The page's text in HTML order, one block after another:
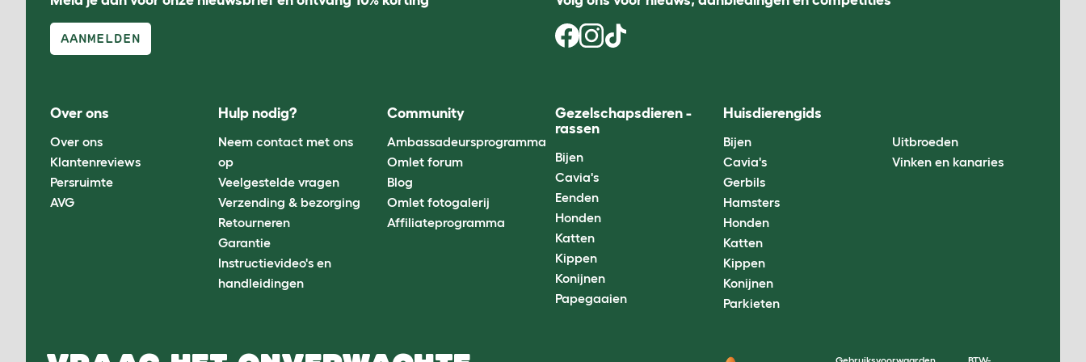
AANMELDEN
Over ons
Over ons
Klantenreviews
Persruimte
AVG
Hulp nodig?
Neem contact met ons
op
Veelgestelde vragen
Verzending & bezorging
Retourneren
Garantie
Instructievideo's en
handleidingen
Community
Ambassadeursprogramma
Omlet forum
Blog
Omlet fotogalerij
Affiliateprogramma
Gezelschapsdieren -
rassen
Bijen
Cavia's
Eenden
Honden
Katten
Kippen
Konijnen
Papegaaien
Huisdierengids
Bijen
Cavia's
Gerbils
Hamsters
Honden
Katten
Kippen
Konijnen
Parkieten
Uitbroeden
Vinken en kanaries